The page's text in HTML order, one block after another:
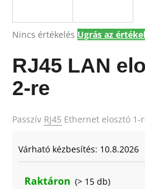
A
átlagos
értékelése
5-
ből
csillag.
Nincs értékelés Ugrás az
RJ45 LAN
2-re
Passzív RJ45 Ethernet elosztó 1-
Várható kézbesítés: 10.8.2026
Raktáron (> 15 db)
A
á
n
l
u